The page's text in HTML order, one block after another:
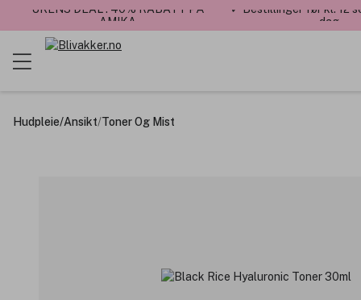
UKENS DEAL : 40% RABATT PÅ
AMIKA
✓ Bestillinger før kl. 12
dag
Hudpleie/Ansikt/Toner Og Mist